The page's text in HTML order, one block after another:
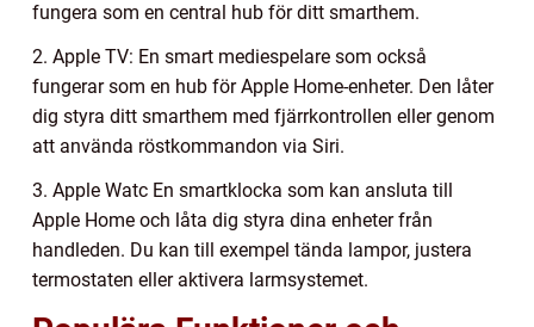
fungera som en central hub för ditt smarthem.
2. Apple TV: En smart mediespelare som också
fungerar som en hub för Apple Home-enheter. Den låter
dig styra ditt smarthem med fjärrkontrollen eller genom
att använda röstkommandon via Siri.
3. Apple Watc En smartklocka som kan ansluta till
Apple Home och låta dig styra dina enheter från
handleden. Du kan till exempel tända lampor, justera
termostaten eller aktivera larmsystemet.